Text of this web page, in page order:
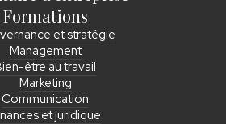
Formations
et stratégie
Management
être au travail
Marketing
Communication
et juridique